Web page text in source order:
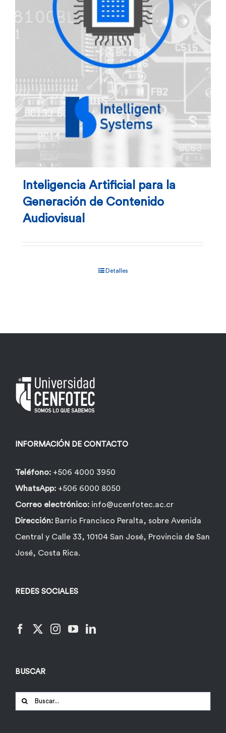
Inteligencia Artificial para la
Generación de Contenido
Audiovisual
Detalles
INFORMACIÓN DE CONTACTO
Teléfono: +506 4000 3950
WhatsApp: +506 6000 8050
Correo electrónico: info@ucenfotec.ac.cr
Dirección: Barrio Francisco Peralta, sobre Avenida
Central y Calle 33, 10104 San José, Provincia de San
José, Costa Rica.
REDES SOCIALES
BUSCAR
Buscar: